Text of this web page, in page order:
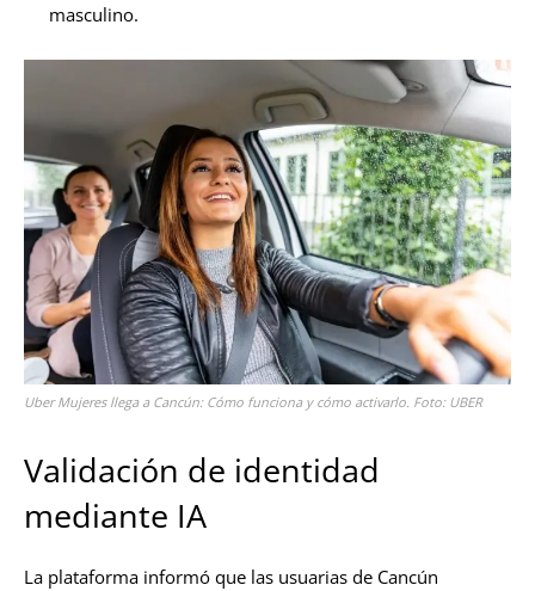
masculino.
Uber Mujeres llega a Cancún: Cómo funciona y cómo activarlo. Foto: UBER
Validación de identidad
mediante IA
La plataforma informó que las usuarias de Cancún